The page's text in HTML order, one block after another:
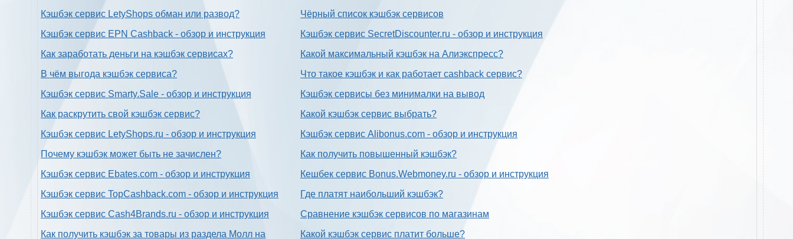
Кэшбэк сервис LetyShops обман или развод?
Кэшбэк сервис EPN Cashback - обзор и инструкция
Как заработать деньги на кэшбэк сервисах?
В чём выгода кэшбэк сервиса?
Кэшбэк сервис Smarty.Sale - обзор и инструкция
Как раскрутить свой кэшбэк сервис?
Кэшбэк сервис LetyShops.ru - обзор и инструкция
Почему кэшбэк может быть не зачислен?
Кэшбэк сервис Ebates.com - обзор и инструкция
Кэшбэк сервис TopCashback.com - обзор и инструкция
Кэшбэк сервис Cash4Brands.ru - обзор и инструкция
Как получить кэшбэк за товары из раздела Молл на
Чёрный список кэшбэк сервисов
Кэшбэк сервис SecretDiscounter.ru - обзор и инструкция
Какой максимальный кэшбэк на Алиэкспресс?
Что такое кэшбэк и как работает cashback сервис?
Кэшбэк сервисы без минималки на вывод
Какой кэшбэк сервис выбрать?
Кэшбэк сервис Alibonus.com - обзор и инструкция
Как получить повышенный кэшбэк?
Кешбек сервис Bonus.Webmoney.ru - обзор и инструкция
Где платят наибольший кэшбэк?
Сравнение кэшбэк сервисов по магазинам
Какой кэшбэк сервис платит больше?